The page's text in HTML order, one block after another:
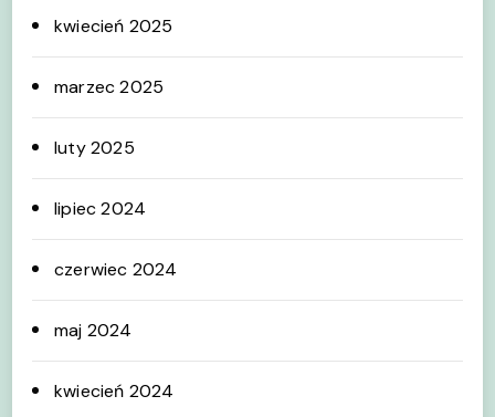
kwiecień 2025
marzec 2025
luty 2025
lipiec 2024
czerwiec 2024
maj 2024
kwiecień 2024